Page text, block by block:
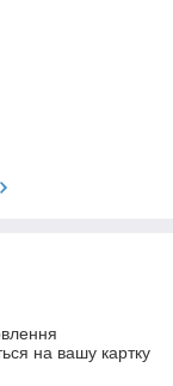
на вашу картку